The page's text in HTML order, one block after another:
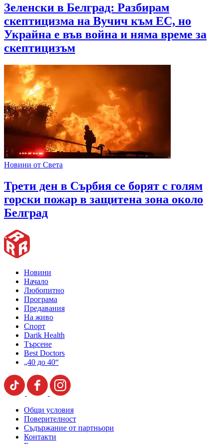
Зеленски в Белград: Разбирам
скептицизма на Вучич към ЕС, но
Украйна е във война и няма време за
скептицизъм
Новини от Света
Трети ден в Сърбия се борят с голям
горски пожар в защитена зона около
Белград
Новини
Начало
Любопитно
Програма
Предавания
На живо
Спорт
Darik Health
Търсене
Best Doctors
„40 до 40“
Общи условия
Поверителност
Съдържание от партньори
Контакти